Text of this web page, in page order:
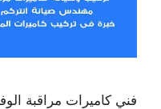
فني كاميرات مراقبة